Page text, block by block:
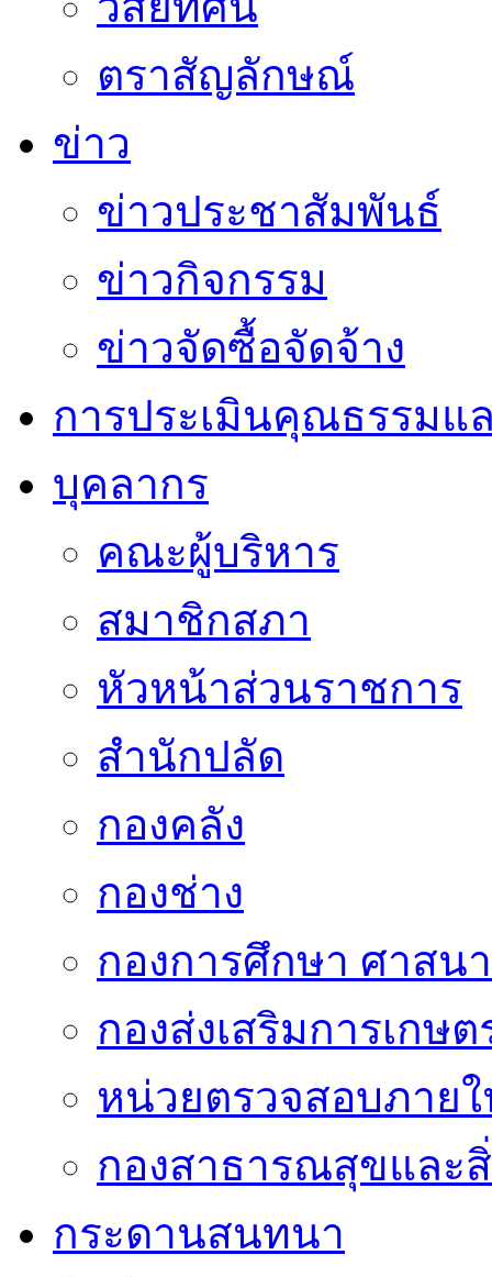
ตราสัญลักษณ์
ข่าว
ข่าวประชาสัมพันธ์
ข่าวกิจกรรม
ข่าวจัดซื้อจัดจ้าง
การประเมินคุณธรรมแ
บุคลากร
คณะผู้บริหาร
สมาชิกสภา
หัวหน้าส่วนราชการ
สำนักปลัด
กองคลัง
กองช่าง
กองการศึกษา ศาสน
กองส่งเสริมการเกษต
หน่วยตรวจสอบภาย
กองสาธารณสุขและ
กระดานสนทนา